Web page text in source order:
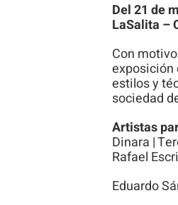
Del 21 de
LaSalita –
Con
exposición
estilos y
sociedad
Artistas
Dinara |
Rafael
Eduardo